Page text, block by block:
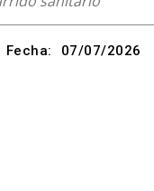
Fecha: 07/07/2026